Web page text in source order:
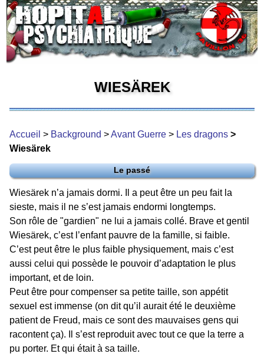
WIESÄREK
Accueil > Background >Avant Guerre > Les dragons >
Wiesärek
Le passé
Wiesärek n’a jamais dormi. Il a peut être un peu fait la
sieste, mais il ne s’est jamais endormi longtemps.
Son rôle de "gardien" ne lui a jamais collé. Brave et gentil
Wiesärek, c’est l’enfant pauvre de la famille, si faible.
C’est peut être le plus faible physiquement, mais c’est
aussi celui qui possède le pouvoir d’adaptation le plus
important, et de loin.
Peut être pour compenser sa petite taille, son appétit
sexuel est immense (on dit qu’il aurait été le deuxième
patient de Freud, mais ce sont des mauvaises gens qui
racontent ça). Il s’est reproduit avec tout ce que la terre a
pu porter. Et qui était à sa taille.